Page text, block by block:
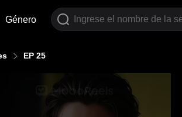
Género
EP 25